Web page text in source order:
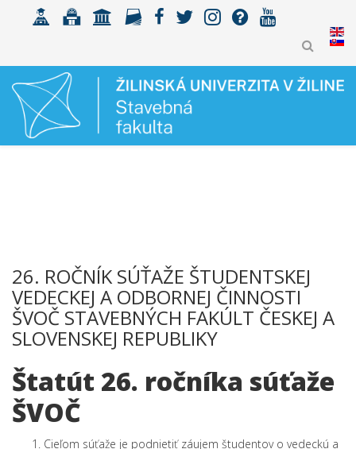
26. ROČNÍK SÚŤAŽE ŠTUDENTSKEJ
VEDECKEJ A ODBORNEJ ČINNOSTI
ŠVOČ STAVEBNÝCH FAKÚLT ČESKEJ A
SLOVENSKEJ REPUBLIKY
Štatút 26. ročníka súťaže
ŠVOČ
Cieľom súťaže je podnietiť záujem študentov o vedeckú a